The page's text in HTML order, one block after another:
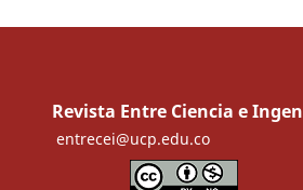
Revista Entre Ciencia e
entrecei@ucp.edu.co